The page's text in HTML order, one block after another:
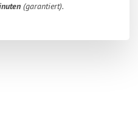
(garantiert).